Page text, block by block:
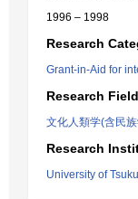
1996 – 1998
Research
Grant-in-Aid for
Research Field
文化人類学(含民
Research
University of